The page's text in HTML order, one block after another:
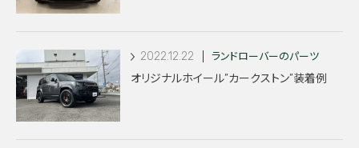
2022.12.22 ランドローバーのパーツ
オリジナルホイール”カークストン”装着例